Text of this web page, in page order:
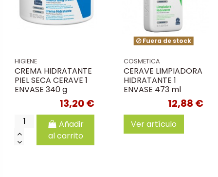
HIGIENE
CREMA HIDRATANTE
PIEL SECA CERAVE 1
ENVASE 340 g
13,20 €
Añadir
al carrito
Fuera de stock
COSMETICA
CERAVE LIMPIADORA
HIDRATANTE 1
ENVASE 473 ml
12,88 €
Ver artículo